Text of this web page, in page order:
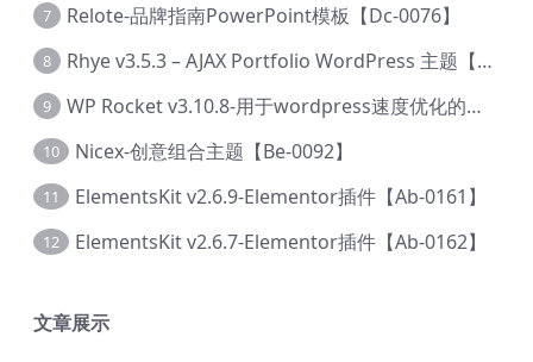
7 Relote-品牌指南PowerPoint模板【Dc-0076】
8 Rhye v3.5.3 – AJAX Portfolio WordPress 主题【Bi-0049】
9 WP Rocket v3.10.8-用于wordpress速度优化的缓存加速插件【Cd-0019】
10 Nicex-创意组合主题【Be-0092】
11 ElementsKit v2.6.9-Elementor插件【Ab-0161】
12 ElementsKit v2.6.7-Elementor插件【Ab-0162】
文章展示